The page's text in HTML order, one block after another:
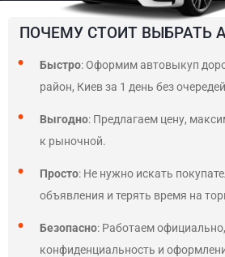
ПОЧЕМУ СТОИТ ВЫБРАТЬ
Быстро: Оформим автовыкуп
район, Киев за 1 день без
Выгодно: Предлагаем цену,
к рыночной.
Просто: Не нужно искать
объявления и терять время на
Безопасно: Работаем
конфиденциальность и